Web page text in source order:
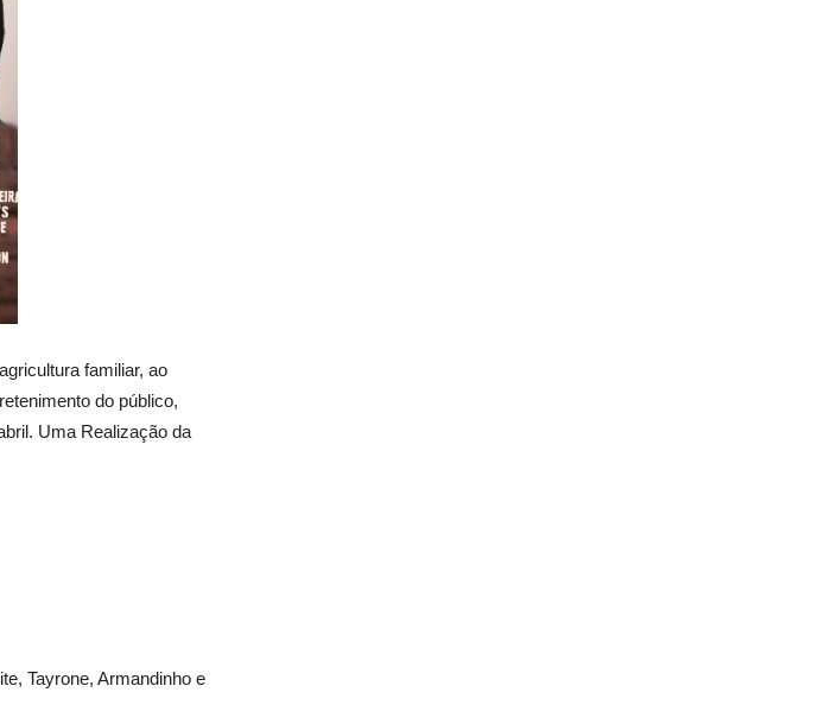
familiar, ao
do público,
Uma Realização da
Tayrone, Armandinho e